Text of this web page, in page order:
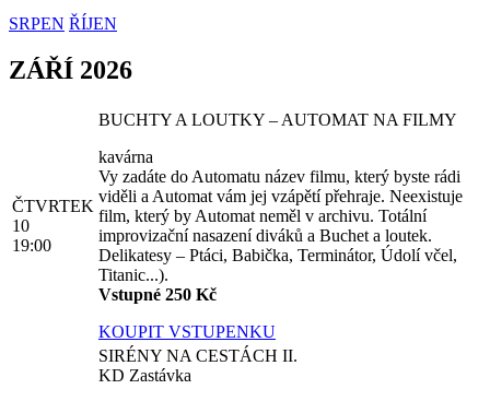
SRPEN ŘÍJEN
ZÁŘÍ 2026
ČTVRTEK
10
19:00
BUCHTY A LOUTKY – AUTOMAT NA FILMY
kavárna
Vy zadáte do Automatu název filmu, který byste rádi
viděli a Automat vám jej vzápětí přehraje. Neexistuje
film, který by Automat neměl v archivu. Totální
improvizační nasazení diváků a Buchet a loutek.
Delikatesy – Ptáci, Babička, Terminátor, Údolí včel,
Titanic...).
Vstupné 250 Kč
KOUPIT VSTUPENKU
SIRÉNY NA CESTÁCH II.
KD Zastávka